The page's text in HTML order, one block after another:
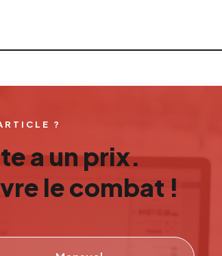
?
a un prix.
le combat !